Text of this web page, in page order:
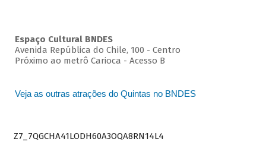
Espaço Cultural BNDES
Avenida República do Chile, 100 - Centro
Próximo ao metrô Carioca - Acesso B
Veja as outras atrações do Quintas no BNDES
Z7_7QGCHA41LODH60A3OQA8RN14L4